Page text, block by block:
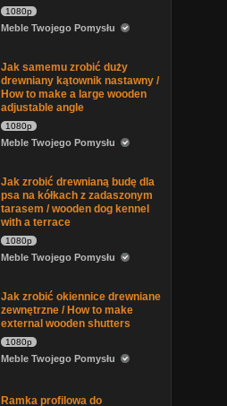
1080p
Meble Twojego Pomysłu
Jak samemu zrobić duży
drewniany kątownik nastawny /
How to make a large wooden
adjustable angle
1080p
Meble Twojego Pomysłu
Jak zrobić drewnianą budę dla
psa na kółkach z zadaszonym
tarasem / wooden dog kennel
with a terrace
1080p
Meble Twojego Pomysłu
Jak zrobić okiennice drewniane
zewnętrzne / How to make
external wooden shutters
1080p
Meble Twojego Pomysłu
Ramka profilowa do